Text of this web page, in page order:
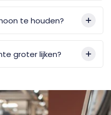
te houden?
groter lijken?